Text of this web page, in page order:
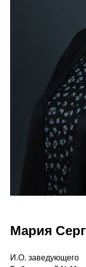
Мария
И.О. заведующего